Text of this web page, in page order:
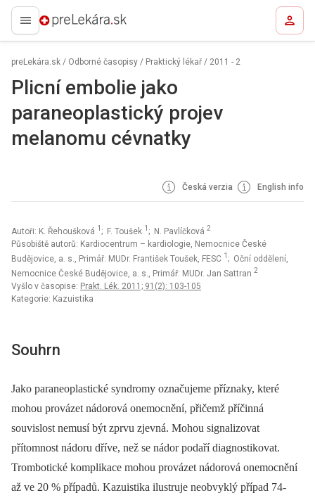
preLekára.sk
preLekára.sk / Odborné časopisy / Praktický lékař / 2011 - 2
Plicní embolie jako
paraneoplastický projev
melanomu cévnatky
Česká verzia English info
Autoři: K. Řehoušková 1 ; F. Toušek 1 ; N. Pavlíčková 2
Působiště autorů: Kardiocentrum – kardiologie, Nemocnice České
Budějovice, a. s., Primář: MUDr. František Toušek, FESC 1 ; Oční oddělení,
Nemocnice České Budějovice, a. s., Primář: MUDr. Jan Sattran 2
Vyšlo v časopise: Prakt. Lék. 2011; 91(2): 103-105
Kategorie: Kazuistika
Souhrn
Jako paraneoplastické syndromy označujeme příznaky, které
mohou provázet nádorová onemocnění, přičemž příčinná
souvislost nemusí být zprvu zjevná. Mohou signalizovat
přítomnost nádoru dříve, než se nádor podaří diagnostikovat.
Trombotické komplikace mohou provázet nádorová onemocnění
až ve 20 % případů. Kazuistika ilustruje neobvyklý případ 74-